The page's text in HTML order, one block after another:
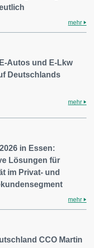
mehr
Autos und E-Lkw
Deutschlands
mehr
in Essen:
Lösungen für
im Privat- und
mehr
CCO Martin